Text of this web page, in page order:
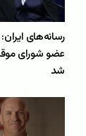
رسانه‌های
عضو شورای
شد